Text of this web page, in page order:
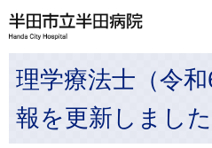
グ
ロ
ー
本
文
へ
ロ
ー
カ
フ
ッ
タ
理学療法士（令
報を更新しました